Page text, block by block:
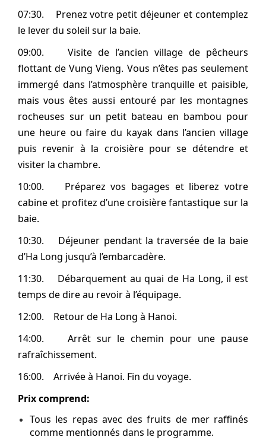
07:30. Prenez votre petit déjeuner et contemplez
le lever du soleil sur la baie.
09:00. Visite de l’ancien village de pêcheurs
flottant de Vung Vieng. Vous n’êtes pas seulement
immergé dans l’atmosphère tranquille et paisible,
mais vous êtes aussi entouré par les montagnes
rocheuses sur un petit bateau en bambou pour
une heure ou faire du kayak dans l’ancien village
puis revenir à la croisière pour se détendre et
visiter la chambre.
10:00. Préparez vos bagages et liberez votre
cabine et profitez d’une croisière fantastique sur la
baie.
10:30. Déjeuner pendant la traversée de la baie
d’Ha Long jusqu’à l’embarcadère.
11:30. Débarquement au quai de Ha Long, il est
temps de dire au revoir à l’équipage.
12:00. Retour de Ha Long à Hanoi.
14:00. Arrêt sur le chemin pour une pause
rafraîchissement.
16:00. Arrivée à Hanoi. Fin du voyage.
Prix comprend:
Tous les repas avec des fruits de mer raffinés
comme mentionnés dans le programme.